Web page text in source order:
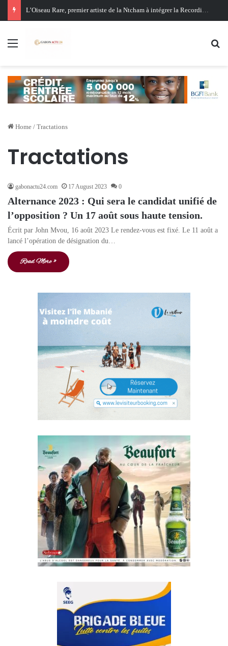
L’Oiseau Rare, premier artiste de la Ntcham à intégrer la Recording Academy
Menu
Home / Tractations
Tractations
gabonactu24.com 17 August 2023 0
Alternance 2023 : Qui sera le candidat unifié de
l’opposition ? Un 17 août sous haute tension.
Écrit par John Mvou, 16 août 2023 Le rendez-vous est fixé. Le 11 août a
lancé l’opération de désignation du…
Read More »